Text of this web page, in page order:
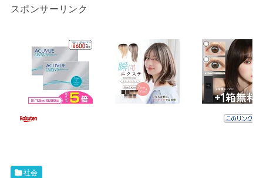
スポンサーリンク
社会